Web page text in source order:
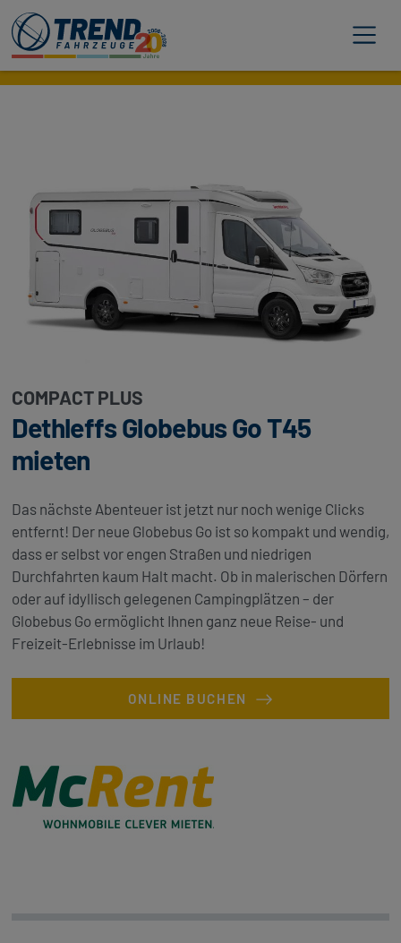
COMPACT PLUS
Dethleffs Globebus Go T45
mieten
Das nächste Abenteuer ist jetzt nur noch wenige Clicks
entfernt! Der neue Globebus Go ist so kompakt und wendig,
dass er selbst vor engen Straßen und niedrigen
Durchfahrten kaum Halt macht. Ob in malerischen Dörfern
oder auf idyllisch gelegenen Campingplätzen – der
Globebus Go ermöglicht Ihnen ganz neue Reise- und
Freizeit-Erlebnisse im Urlaub!
ONLINE BUCHEN